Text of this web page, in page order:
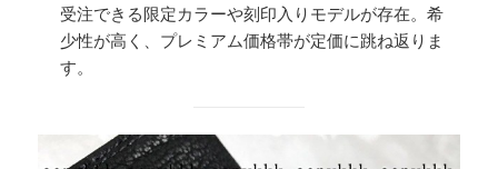
受注できる限定カラーや刻印入りモデルが存在。希
少性が高く、プレミアム価格帯が定価に跳ね返りま
す。